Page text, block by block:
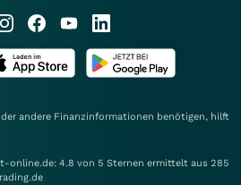
andere Finanzinformationen benötigen, hilft
online.de: 4.8 von 5 Sternen ermittelt aus 285